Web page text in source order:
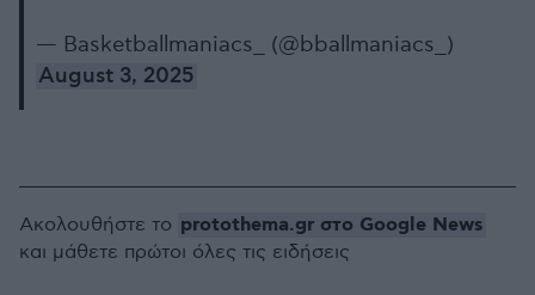
— Basketballmaniacs_ (@bballmaniacs_)
August 3, 2025
Ακολουθήστε το protothema.gr στο Google News
και μάθετε πρώτοι όλες τις ειδήσεις